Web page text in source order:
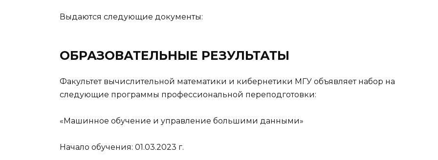
Выдаются следующие документы:
ОБРАЗОВАТЕЛЬНЫЕ РЕЗУЛЬТАТЫ
Факультет вычислительной математики и кибернетики МГУ объявляет набор на
следующие программы профессиональной переподготовки:
«Машинное обучение и управление большими данными»
Начало обучения: 01.03.2023 г.